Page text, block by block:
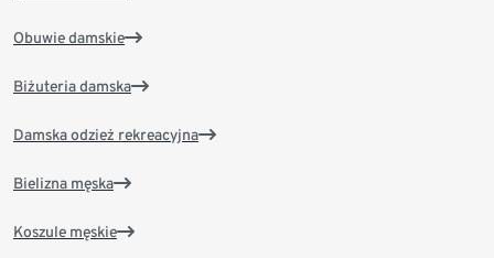
Obuwie damskie
Biżuteria damska
Damska odzież rekreacyjna
Bielizna męska
Koszule męskie